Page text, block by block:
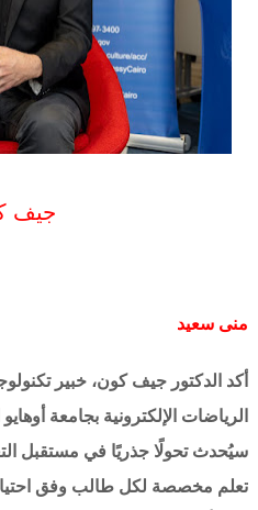
جيف
منى سعيد
أكد الدكتور جيف كون، خبير
الرياضات الإلكترونية بجامعة
سيُحدث تحولًا جذريًا في مستقبل
تعلم مخصصة لكل طالب وفق